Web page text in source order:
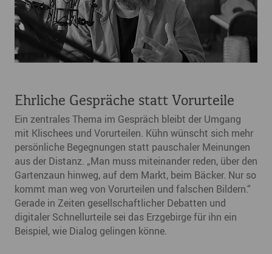
Ehrliche Gespräche statt Vorurteile
Ein zentrales Thema im Gespräch bleibt der Umgang
mit Klischees und Vorurteilen. Kühn wünscht sich mehr
persönliche Begegnungen statt pauschaler Meinungen
aus der Distanz. „Man muss miteinander reden, über den
Gartenzaun hinweg, auf dem Markt, beim Bäcker. Nur so
kommt man weg von Vorurteilen und falschen Bildern.“
Gerade in Zeiten gesellschaftlicher Debatten und
digitaler Schnellurteile sei das Erzgebirge für ihn ein
Beispiel, wie Dialog gelingen könne.